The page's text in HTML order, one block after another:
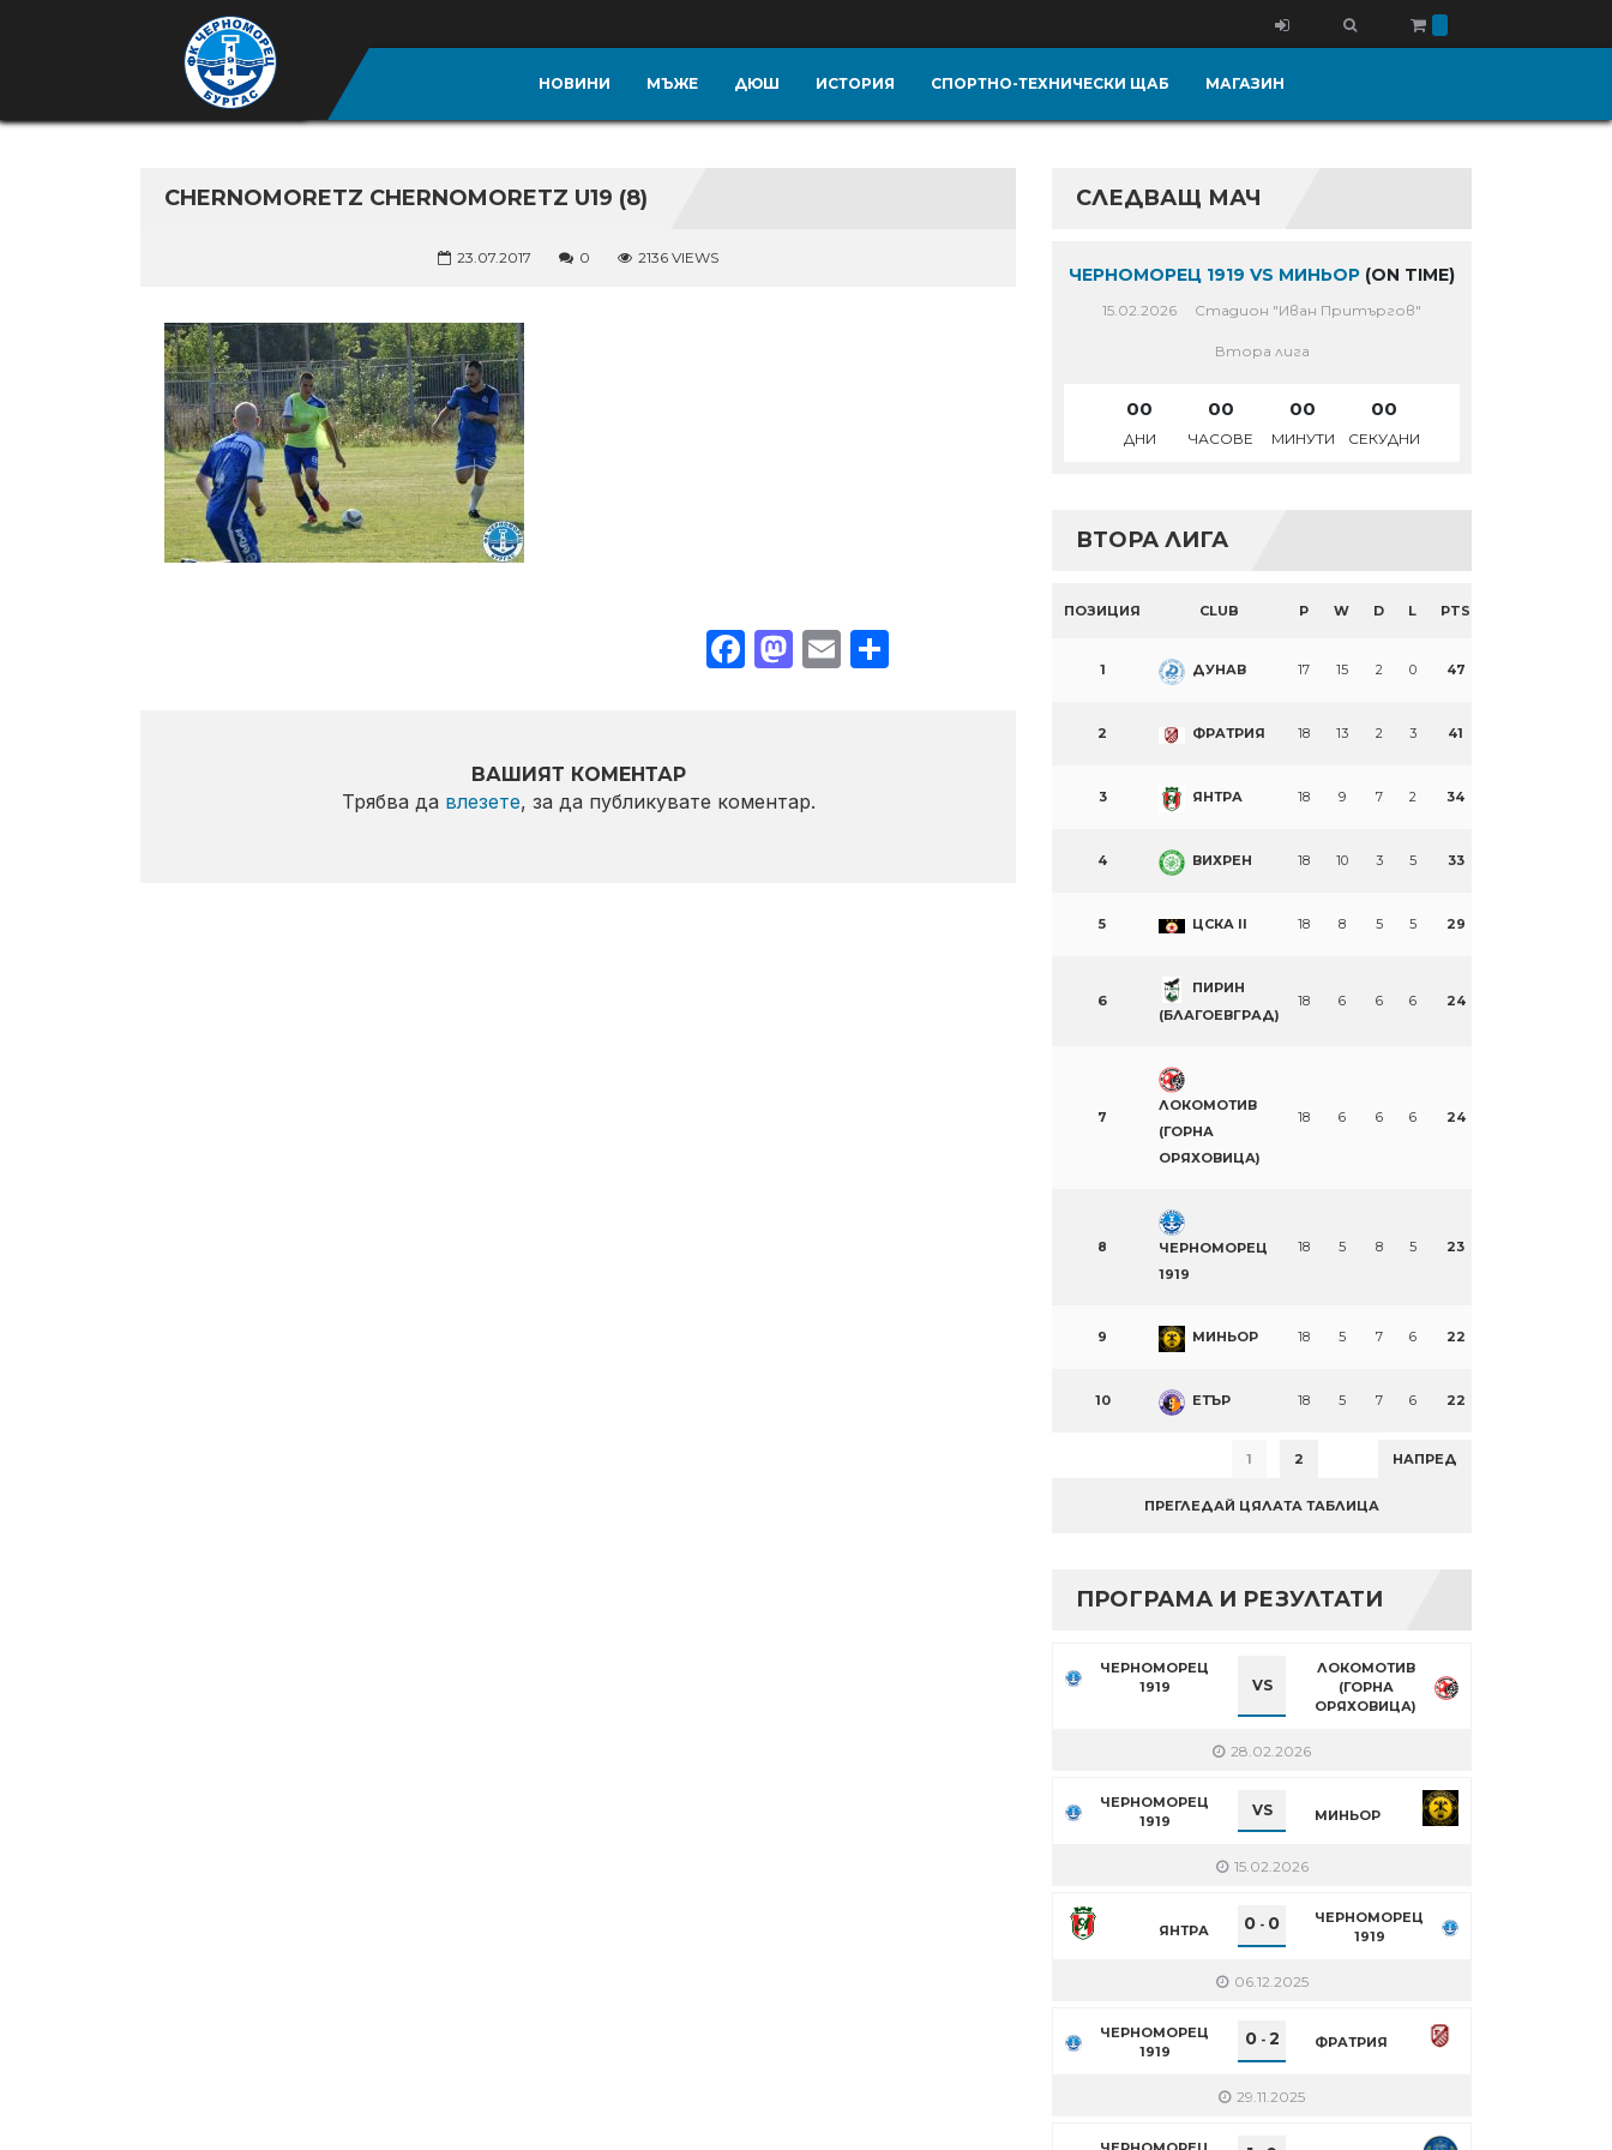
НОВИНИ МЪЖЕ ДЮШ ИСТОРИЯ СПОРТНО-ТЕХНИЧЕСКИ ЩАБ МАГАЗИН
CHERNOMORETZ CHERNOMORETZ U19 (8)
23.07.2017 0 2136 VIEWS
Facebook
Mastodon
EmailShare
ВАШИЯТ КОМЕНТАР
Трябва да влезете, за да публикувате коментар.
СЛЕДВАЩ МАЧ
ЧЕРНОМОРЕЦ 1919 VS МИНЬОР (ON TIME)
15.02.2026 Стадион "Иван Притъргов"
Втора лига
00
ДНИ
00
ЧАСОВЕ
00
МИНУТИ
00
СЕКУДНИ
ВТОРА ЛИГА
ПОЗИЦИЯ CLUB P W D L PTS
1 ДУНАВ 17 15 2 0 47
2 ФРАТРИЯ 18 13 2 3 41
3 ЯНТРА 18 9 7 2 34
4 ВИХРЕН 18 10 3 5 33
5 ЦСКА II 18 8 5 5 29
6
ПИРИН
(БЛАГОЕВГРАД)
18 6 6 6 24
7
ЛОКОМОТИВ
(ГОРНА
ОРЯХОВИЦА)
18 6 6 6 24
8
ЧЕРНОМОРЕЦ
1919
18 5 8 5 23
9 МИНЬОР 18 5 7 6 22
10 ЕТЪР 18 5 7 6 22
1 2 НАПРЕД
ПРЕГЛЕДАЙ ЦЯЛАТА ТАБЛИЦА
ПРОГРАМА И РЕЗУЛТАТИ
ЧЕРНОМОРЕЦ
1919
VS
ЛОКОМОТИВ
(ГОРНА
ОРЯХОВИЦА)
28.02.2026
ЧЕРНОМОРЕЦ
1919
VS МИНЬОР
15.02.2026
ЯНТРА 0 - 0
ЧЕРНОМОРЕЦ
1919
06.12.2025
ЧЕРНОМОРЕЦ
1919
0- 2 ФРАТРИЯ
29.11.2025